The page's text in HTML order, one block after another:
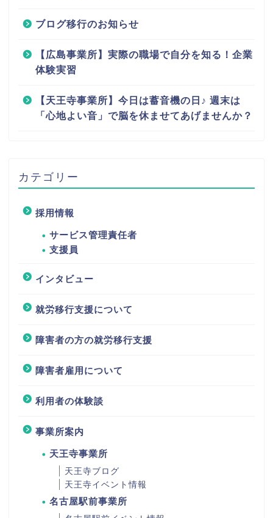
ブログ移行のお知らせ
【広島事業所】実際の職場で自分を知る！企業
体験実習
【天王寺事業所】今日は蓄音機の日♪ 週末は
「心地よい音」で脳を休ませてあげませんか？
カテゴリー
採用情報
サービス管理責任者
支援員
インタビュー
就労移行支援について
障害者の方の就労移行支援
障害者雇用について
利用者の体験談
事業所案内
天王寺事業所
天王寺ブログ
天王寺イベント情報
名古屋駅前事業所